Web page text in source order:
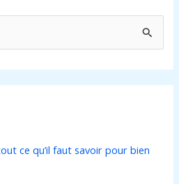
ce qu’il faut savoir pour bien